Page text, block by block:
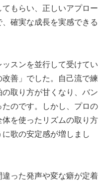
もらい、正しいアプロー
確実な成長を実感できる
スンを並行して受けてい
善」でした。自己流で練
取り方が甘くなり、バン
たのです。しかし、プロの
を使ったリズムの取り方
歌の安定感が増しまし
った発声や変な癖が定着